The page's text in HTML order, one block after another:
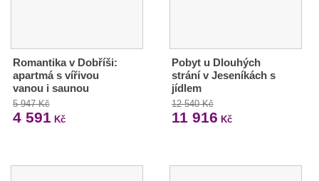
Romantika v Dobříši:
apartmá s vířivou
vanou i saunou
5 947 Kč
4 591 Kč
Pobyt u Dlouhých
strání v Jeseníkách s
jídlem
12 540 Kč
11 916 Kč